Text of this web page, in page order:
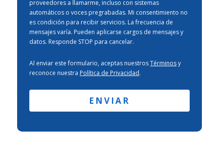
proveedores a llamarme, incluso con sistemas
automáticos o voces pregrabadas. Mi consentimiento no
es condición para recibir servicios. La frecuencia de
mensajes varía. Pueden aplicarse cargos de mensajes y
datos. Responde STOP para cancelar.
Al enviar este formulario, aceptas nuestrosTérminosy
reconoce nuestra Política de Privacidad.